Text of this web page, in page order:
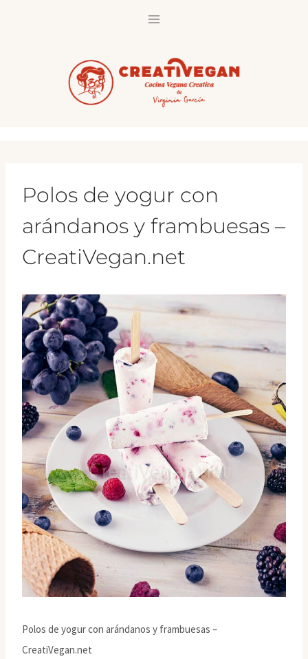
Polos de yogur con
arándanos y frambuesas –
CreatiVegan.net
Polos de yogur con arándanos y frambuesas –
CreatiVegan.net